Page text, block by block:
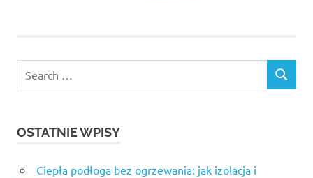
for:
SEARCH
OSTATNIE WPISY
Ciepła podłoga bez ogrzewania: jak izolacja i